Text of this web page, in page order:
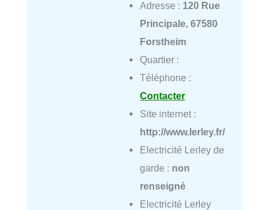
Adresse : 120 Rue
Principale, 67580
Forstheim
Quartier :
Téléphone :
Contacter
Site internet :
http://www.lerley.fr/
Electricité Lerley de
garde : non
renseigné
Electricité Lerley